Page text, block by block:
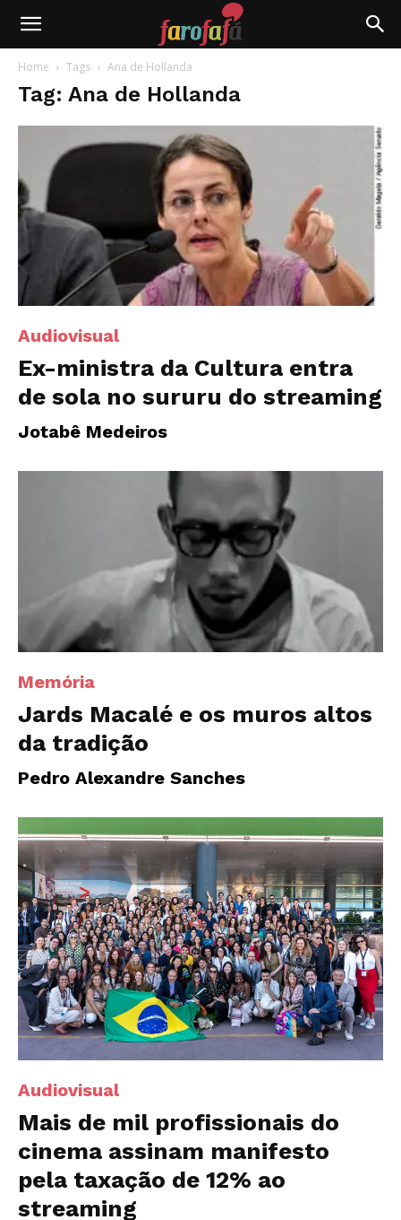
Farofafá
Home Tags Ana de Hollanda
Tag: Ana de Hollanda
Audiovisual
Ex-ministra da Cultura entra
de sola no sururu do streaming
Jotabê Medeiros
Memória
Jards Macalé e os muros altos
da tradição
Pedro Alexandre Sanches
Audiovisual
Mais de mil profissionais do
cinema assinam manifesto
pela taxação de 12% ao
streaming